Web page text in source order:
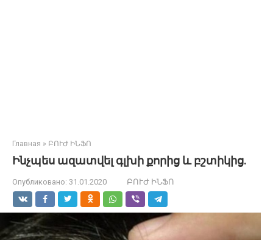
Главная » ԲՈՒԺ ԻՆՖՈ
Ինչպես ազատվել գլխի քորից և բշտիկից.
Опубликовано: 31.01.2020 ԲՈՒԺ ԻՆՖՈ